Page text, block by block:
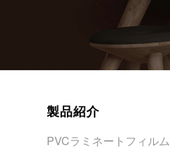
製品紹介
PVCラミネートフィルム